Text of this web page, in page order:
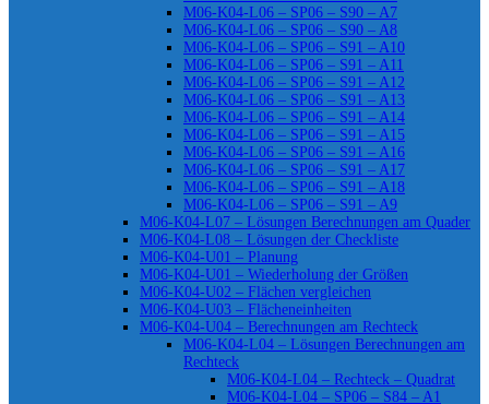
M06-K04-L06 – SP06 – S90 – A7
M06-K04-L06 – SP06 – S90 – A8
M06-K04-L06 – SP06 – S91 – A10
M06-K04-L06 – SP06 – S91 – A11
M06-K04-L06 – SP06 – S91 – A12
M06-K04-L06 – SP06 – S91 – A13
M06-K04-L06 – SP06 – S91 – A14
M06-K04-L06 – SP06 – S91 – A15
M06-K04-L06 – SP06 – S91 – A16
M06-K04-L06 – SP06 – S91 – A17
M06-K04-L06 – SP06 – S91 – A18
M06-K04-L06 – SP06 – S91 – A9
M06-K04-L07 – Lösungen Berechnungen am Quader
M06-K04-L08 – Lösungen der Checkliste
M06-K04-U01 – Planung
M06-K04-U01 – Wiederholung der Größen
M06-K04-U02 – Flächen vergleichen
M06-K04-U03 – Flächeneinheiten
M06-K04-U04 – Berechnungen am Rechteck
M06-K04-L04 – Lösungen Berechnungen am
Rechteck
M06-K04-L04 – Rechteck – Quadrat
M06-K04-L04 – SP06 – S84 – A1